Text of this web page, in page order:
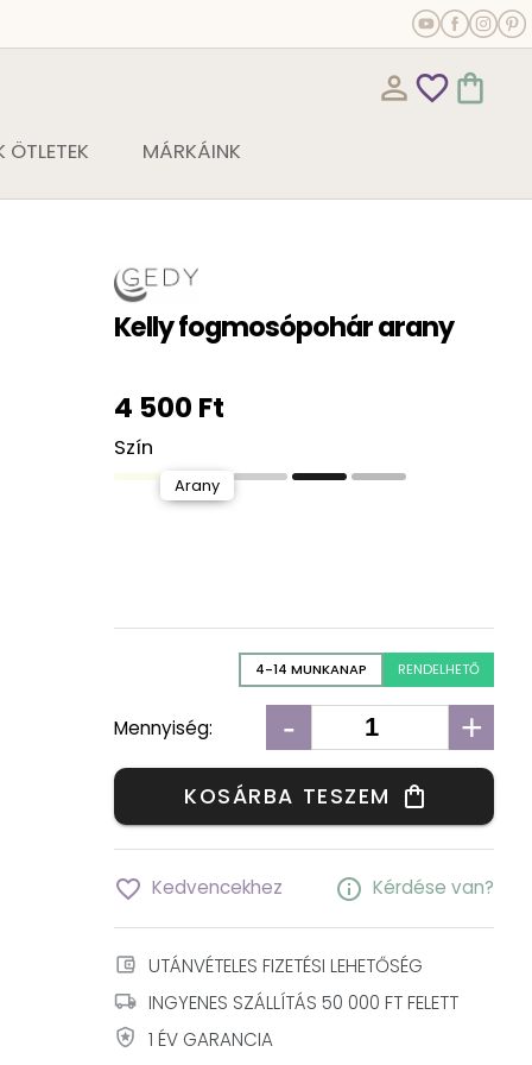
person_outline favorite_outline shopping_bag
MÁRKÁINK
Kelly fogmosópohár arany
4 500 Ft
Szín
Arany
4-14 MUNKANAP RENDELHETŐ
Mennyiség: - +
KOSÁRBA TESZEM shopping_bag
favorite_border Kedvencekhez info Kérdése van?
account_balance_wallet UTÁNVÉTELES FIZETÉSI LEHETŐSÉG
local_shipping INGYENES SZÁLLÍTÁS 50 000 FT FELETT
local_police 1 ÉV GARANCIA